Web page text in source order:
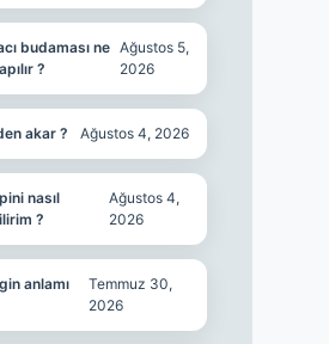
budaması ne
?
Ağustos 5,
2026
akar ? Ağustos 4, 2026
nasıl
?
Ağustos 4,
2026
anlamı
Temmuz 30,
2026